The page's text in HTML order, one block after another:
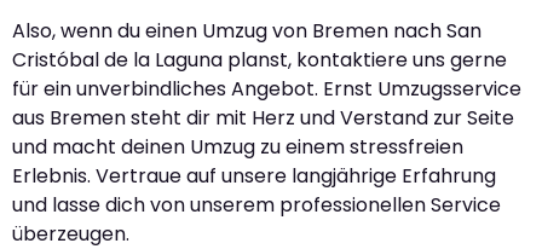
Also, wenn du einen Umzug von Bremen nach San
Cristóbal de la Laguna planst, kontaktiere uns gerne
für ein unverbindliches Angebot. Ernst Umzugsservice
aus Bremen steht dir mit Herz und Verstand zur Seite
und macht deinen Umzug zu einem stressfreien
Erlebnis. Vertraue auf unsere langjährige Erfahrung
und lasse dich von unserem professionellen Service
überzeugen.